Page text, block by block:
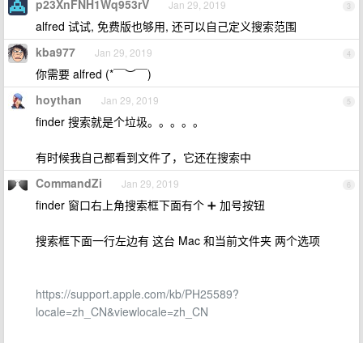
3
p23XnFNH1Wq953rV Jan 29, 2019
alfred 试试, 免费版也够用, 还可以自己定义搜索范围
4
kba977 Jan 29, 2019
你需要 alfred (*￣︶￣)
5
hoythan Jan 29, 2019
finder 搜索就是个垃圾。。。。。
有时候我自己都看到文件了，它还在搜索中
6
CommandZi Jan 29, 2019
finder 窗口右上角搜索框下面有个 ➕ 加号按钮
搜索框下面一行左边有 这台 Mac 和当前文件夹 两个选项
https://support.apple.com/kb/PH25589?
locale=zh_CN&viewlocale=zh_CN